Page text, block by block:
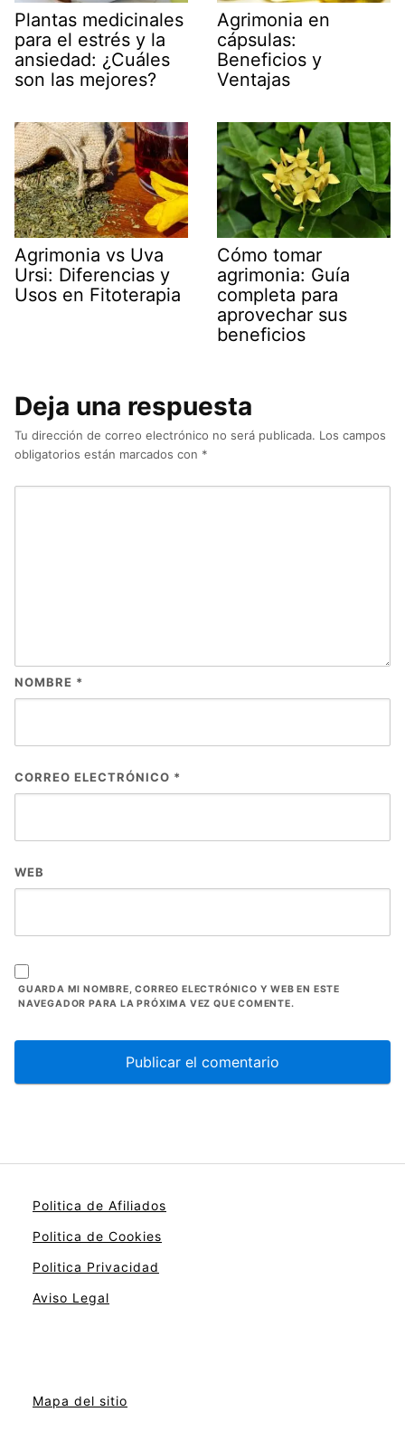
Plantas medicinales
para el estrés y la
ansiedad: ¿Cuáles
son las mejores?
Agrimonia en
cápsulas:
Beneficios y
Ventajas
Agrimonia vs Uva
Ursi: Diferencias y
Usos en Fitoterapia
Cómo tomar
agrimonia: Guía
completa para
aprovechar sus
beneficios
Deja una respuesta
Tu dirección de correo electrónico no será publicada. Los campos
obligatorios están marcados con *
NOMBRE *
CORREO ELECTRÓNICO *
WEB
GUARDA MI NOMBRE, CORREO ELECTRÓNICO Y WEB EN ESTE
NAVEGADOR PARA LA PRÓXIMA VEZ QUE COMENTE.
Politica de Afiliados
Politica de Cookies
Politica Privacidad
Aviso Legal
Mapa del sitio